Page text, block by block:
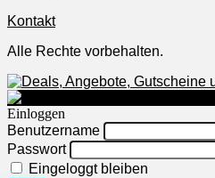
Kontakt
Alle Rechte vorbehalten.
Einloggen
Benutzername
Passwort
Eingeloggt bleiben